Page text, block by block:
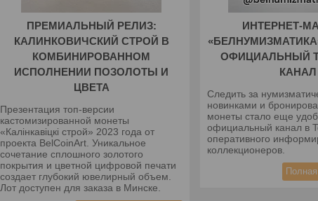
ПРЕМИАЛЬНЫЙ РЕЛИЗ:
КАЛИНКОВИЧСКИЙ СТРОЙ В
КОМБИНИРОВАННОМ
ИСПОЛНЕНИИ ПОЗОЛОТЫ И
ЦВЕТА
Презентация топ-версии
кастомизированной монеты
«Калінкавіцкі строй» 2023 года от
проекта BelCoinArt. Уникальное
сочетание сплошного золотого
покрытия и цветной цифровой печати
создает глубокий ювелирный объем.
Лот доступен для заказа в Минске.
ИНТЕРНЕТ-
ОФИЦИАЛЬНЫЙ
КАНАЛ
Следить за
новинками и
монеты стало еще
официальный канал в
оперативного
коллекционеров.